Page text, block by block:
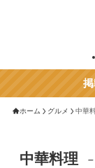
ホーム グルメ 中華
中華料理